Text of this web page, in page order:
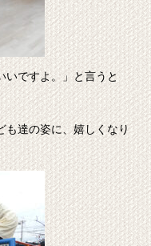
いですよ。」と言うと
も達の姿に、嬉しくなり